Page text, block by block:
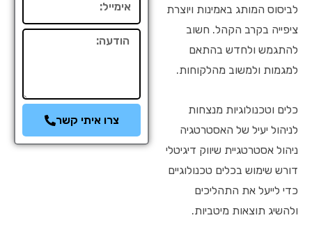
לביסוס המותג באמינות ויוצרת
ציפייה בקרב הקהל. חשוב
להתגמש ולחדש בהתאם
למגמות ולמשוב מהלקוחות.
כלים וטכנולוגיות מנצחות
לניהול יעיל של האסטרטגיה
ניהול אסטרטגיית שיווק דיגיטלי
דורש שימוש בכלים טכנולוגיים
כדי לייעל את התהליכים
ולהשיג תוצאות מיטביות.
הודעה
צרו איתי קשר